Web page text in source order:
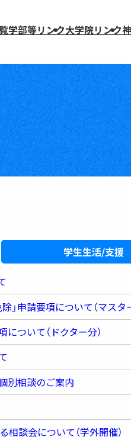
学部等リンク大学院リンク
学研究科
科
科
ベーション研究科
学生生活/支援
申請要項について（マスタ
ついて（ドクター分）
別相談のご案内
相談会について（学外開催）